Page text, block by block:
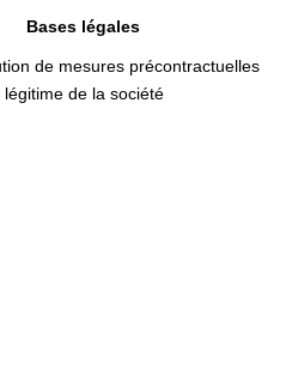
Bases légales
de mesures précontractuelles
de la société